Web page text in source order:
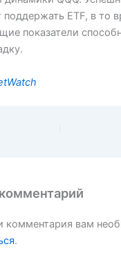
ETF, в то
показатели
комментария вам
.